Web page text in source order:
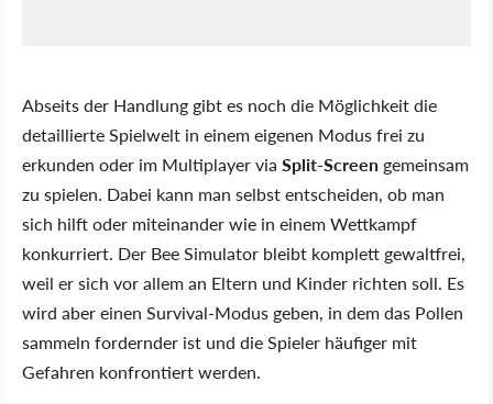
Abseits der Handlung gibt es noch die Möglichkeit die
detaillierte Spielwelt in einem eigenen Modus frei zu
erkunden oder im Multiplayer via Split-Screen gemeinsam
zu spielen. Dabei kann man selbst entscheiden, ob man
sich hilft oder miteinander wie in einem Wettkampf
konkurriert. Der Bee Simulator bleibt komplett gewaltfrei,
weil er sich vor allem an Eltern und Kinder richten soll. Es
wird aber einen Survival-Modus geben, in dem das Pollen
sammeln fordernder ist und die Spieler häufiger mit
Gefahren konfrontiert werden.